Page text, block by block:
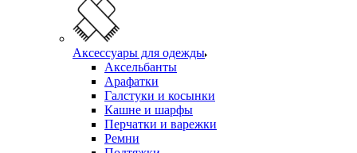
Аксессуары для одежды
Аксельбанты
Арафатки
Галстуки и косынки
Кашне и шарфы
Перчатки и варежки
Ремни